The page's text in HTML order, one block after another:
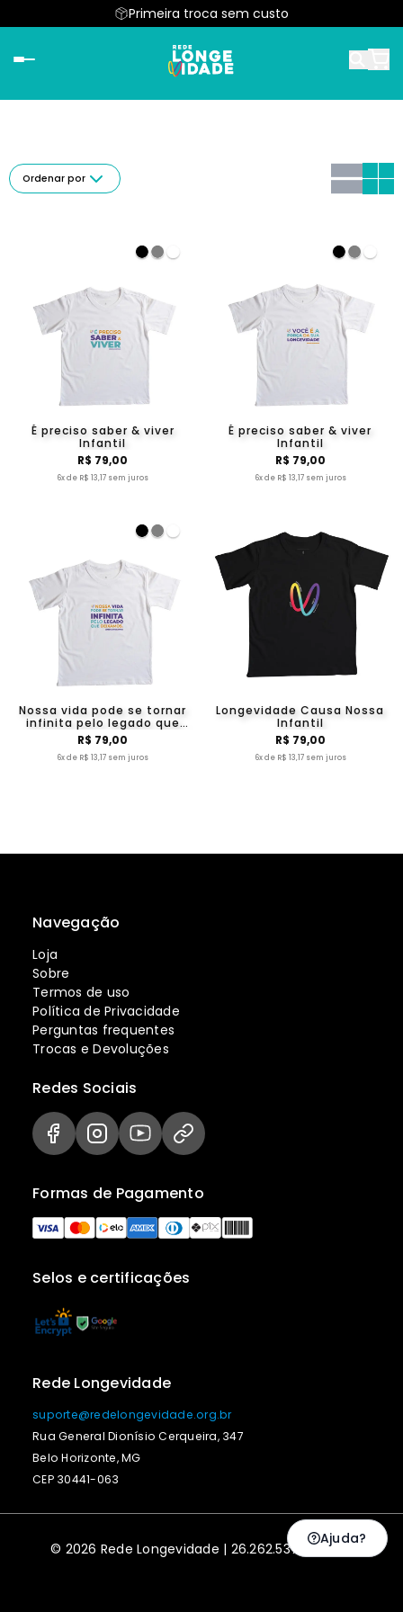
Primeira troca sem custo
Ordenar por
É preciso saber & viver
Infantil
R$ 79,00
6x de R$ 13,17 sem juros
É preciso saber & viver
Infantil
R$ 79,00
6x de R$ 13,17 sem juros
Nossa vida pode se tornar
infinita pelo legado que
deixamos. Infantil
R$ 79,00
6x de R$ 13,17 sem juros
Longevidade Causa Nossa
Infantil
R$ 79,00
6x de R$ 13,17 sem juros
Navegação
Loja
Sobre
Termos de uso
Política de Privacidade
Perguntas frequentes
Trocas e Devoluções
Selos e certificações
Formas de Pagamento
Redes Sociais
Rede Longevidade
suporte@redelongevidade.org.br
Rua General Dionísio Cerqueira, 347
Belo Horizonte, MG
CEP 30441-063
© 2026 Rede Longevidade | 26.262.537/0001-13
Ajuda?